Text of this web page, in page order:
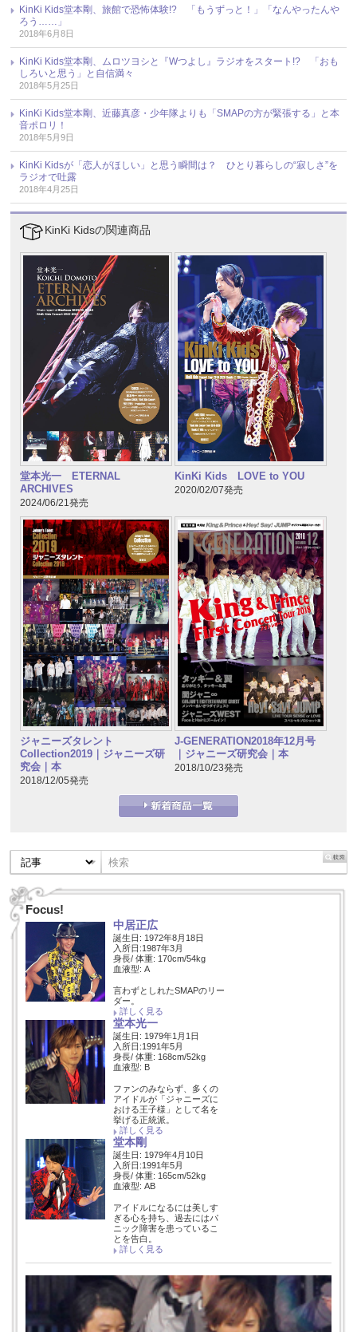
KinKi Kids堂本剛、旅館で恐怖体験!? 「もうずっと！」「なんやったんや
ろう……」
2018年6月8日
KinKi Kids堂本剛、ムロツヨシと『Wつよし』ラジオをスタート!? 「おも
しろいと思う」と自信満々
2018年5月25日
KinKi Kids堂本剛、近藤真彦・少年隊よりも「SMAPの方が緊張する」と本
音ポロリ！
2018年5月9日
KinKi Kidsが「恋人がほしい」と思う瞬間は？ ひとり暮らしの“寂しさ”を
ラジオで吐露
2018年4月25日
KinKi Kidsの関連商品
堂本光一 ETERNAL
ARCHIVES
2024/06/21発売
KinKi Kids LOVE to YOU
2020/02/07発売
ジャニーズタレント
Collection2019｜ジャニーズ研
究会｜本
2018/12/05発売
J-GENERATION2018年12月号
｜ジャニーズ研究会｜本
2018/10/23発売
Focus!
中居正広
誕生日: 1972年8月18日
入所日:1987年3月
身長/ 体重: 170cm/54kg
血液型: A
言わずとしれたSMAPのリー
ダー。
詳しく見る
堂本光一
誕生日: 1979年1月1日
入所日:1991年5月
身長/ 体重: 168cm/52kg
血液型: B
ファンのみならず、多くの
アイドルが「ジャニーズに
おける王子様」として名を
挙げる正統派。
詳しく見る
堂本剛
誕生日: 1979年4月10日
入所日:1991年5月
身長/ 体重: 165cm/52kg
血液型: AB
アイドルになるには美しす
ぎる心を持ち、過去にはパ
ニック障害を患っているこ
とを告白。
詳しく見る